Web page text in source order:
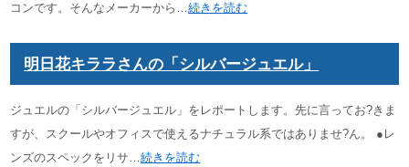
コンです。そんなメーカーから…続きを読む
明日花キララさんの「シルバージュエル」
ジュエルの「シルバージュエル」をレポートします。先に言ってお?きま
すが、スクールやオフィスで使えるナチュラル系ではありませ?ん。 ●レ
ンズのスペックをリサ…続きを読む